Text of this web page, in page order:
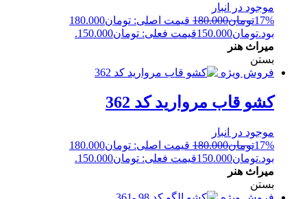
موجود در انبار
17%تومان180.000
قیمت اصلی: تومان180.000
بود.تومان150.000قیمت فعلی: تومان150.000.
میراث هنر
بستن
فروش ویژه
کشو قاب مروارید کد 362
موجود در انبار
17%تومان180.000
قیمت اصلی: تومان180.000
بود.تومان150.000قیمت فعلی: تومان150.000.
میراث هنر
بستن